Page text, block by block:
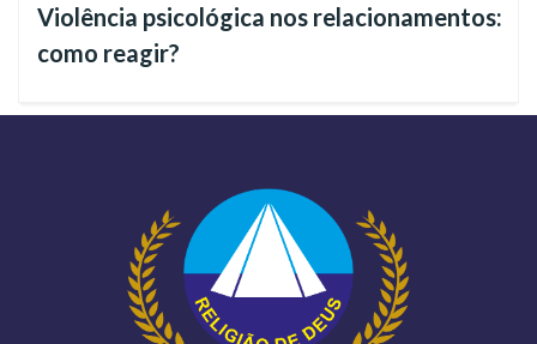
oração de hora em hora. Quando ouço, encontro forças
para pegar [o Sílvio e lhe prestar os cuidados
um momento ecumênico prece naComunicação 100% Jesus
Imediatamente confortada, sentiu vontade de telefonar para
a emissora. De prontidão, uma equipe de pregadores
ecumênicos da Religião Divina se dispôs a visitá-la e a orar
Violência psicológica nos relacionamentos:
como reagir?